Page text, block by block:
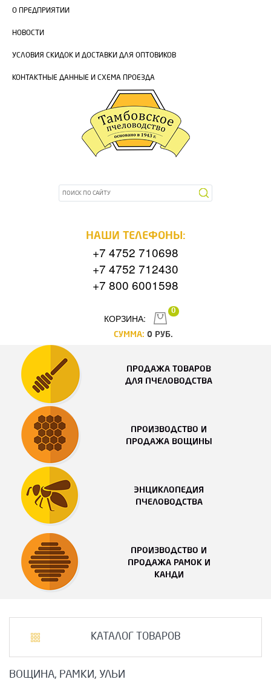
О ПРЕДПРИЯТИИ
НОВОСТИ
УСЛОВИЯ СКИДОК И ДОСТАВКИ ДЛЯ ОПТОВИКОВ
КОНТАКТНЫЕ ДАННЫЕ И СХЕМА ПРОЕЗДА
НАШИ ТЕЛЕФОНЫ:
+7 4752 710698
+7 4752 712430
+7 800 6001598
КОРЗИНА:
0
СУММА: 0 РУБ.
ПРОДАЖА ТОВАРОВ
ДЛЯ ПЧЕЛОВОДСТВА
ПРОИЗВОДСТВО И
ПРОДАЖА ВОЩИНЫ
ЭНЦИКЛОПЕДИЯ
ПЧЕЛОВОДСТВА
ПРОИЗВОДСТВО И
ПРОДАЖА РАМОК И
КАНДИ
КАТАЛОГ ТОВАРОВ
ВОЩИНА, РАМКИ, УЛЬИ